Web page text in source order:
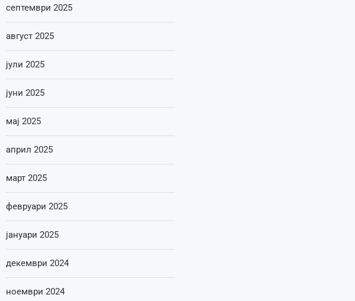
септември 2025
август 2025
јули 2025
јуни 2025
мај 2025
април 2025
март 2025
февруари 2025
јануари 2025
декември 2024
ноември 2024